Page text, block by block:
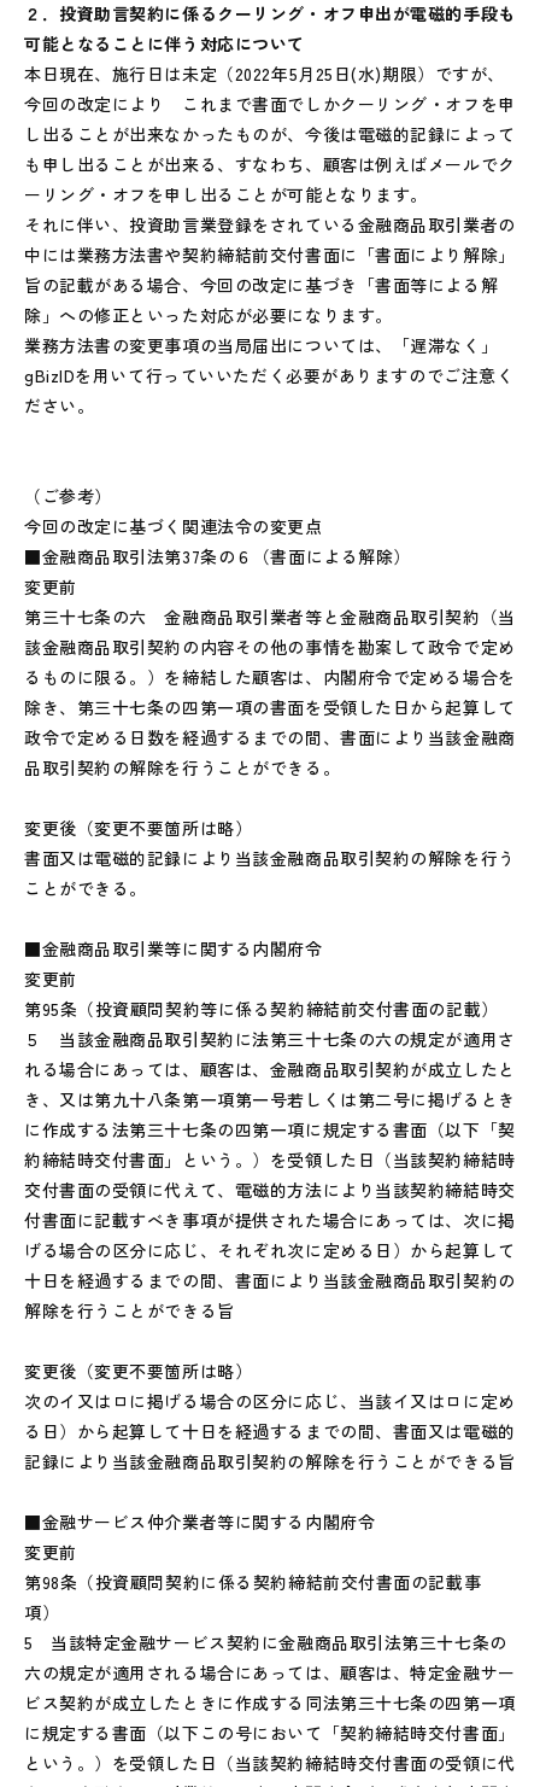
２．投資助言契約に係るクーリング・オフ申出が電磁的手段も
可能となることに伴う対応について
本日現在、施行日は未定（2022年5月25日(水)期限）ですが、
今回の改定により これまで書面でしかクーリング・オフを申
し出ることが出来なかったものが、今後は電磁的記録によって
も申し出ることが出来る、すなわち、顧客は例えばメールでク
ーリング・オフを申し出ることが可能となります。
それに伴い、投資助言業登録をされている金融商品取引業者の
中には業務方法書や契約締結前交付書面に「書面により解除」
旨の記載がある場合、今回の改定に基づき「書面等による解
除」への修正といった対応が必要になります。
業務方法書の変更事項の当局届出については、「遅滞なく」
gBizIDを用いて行っていいただく必要がありますのでご注意く
ださい。
（ご参考）
今回の改定に基づく関連法令の変更点
■金融商品取引法第37条の６（書面による解除）
変更前
第三十七条の六 金融商品取引業者等と金融商品取引契約（当
該金融商品取引契約の内容その他の事情を勘案して政令で定め
るものに限る。）を締結した顧客は、内閣府令で定める場合を
除き、第三十七条の四第一項の書面を受領した日から起算して
政令で定める日数を経過するまでの間、書面により当該金融商
品取引契約の解除を行うことができる。
変更後（変更不要箇所は略）
書面又は電磁的記録により当該金融商品取引契約の解除を行う
ことができる。
■金融商品取引業等に関する内閣府令
変更前
第95条（投資顧問契約等に係る契約締結前交付書面の記載）
５ 当該金融商品取引契約に法第三十七条の六の規定が適用さ
れる場合にあっては、顧客は、金融商品取引契約が成立したと
き、又は第九十八条第一項第一号若しくは第二号に掲げるとき
に作成する法第三十七条の四第一項に規定する書面（以下「契
約締結時交付書面」という。）を受領した日（当該契約締結時
交付書面の受領に代えて、電磁的方法により当該契約締結時交
付書面に記載すべき事項が提供された場合にあっては、次に掲
げる場合の区分に応じ、それぞれ次に定める日）から起算して
十日を経過するまでの間、書面により当該金融商品取引契約の
解除を行うことができる旨
変更後（変更不要箇所は略）
次のイ又はロに掲げる場合の区分に応じ、当該イ又はロに定め
る日）から起算して十日を経過するまでの間、書面又は電磁的
記録により当該金融商品取引契約の解除を行うことができる旨
■金融サービス仲介業者等に関する内閣府令
変更前
第98条（投資顧問契約に係る契約締結前交付書面の記載事
項）
5 当該特定金融サービス契約に金融商品取引法第三十七条の
六の規定が適用される場合にあっては、顧客は、特定金融サー
ビス契約が成立したときに作成する同法第三十七条の四第一項
に規定する書面（以下この号において「契約締結時交付書面」
という。）を受領した日（当該契約締結時交付書面の受領に代